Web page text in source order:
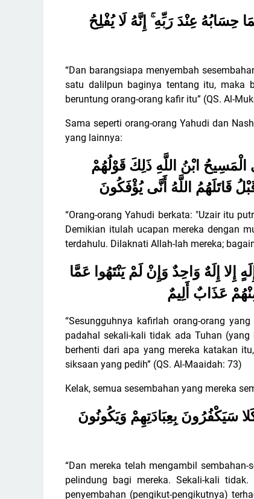
حِسَابُهُ عِنْدَ رَبِّهِ ۚ إِنَّهُ لَا يُفْلِحُ
“Dan barangsiapa menyembah
satu dalilpun baginya tentang itu, maka
beruntung orang-orang kafir itu” (QS. Al-
Sama seperti orang-orang Yahudi dan
yang lainnya:
الْمَسِيحُ ابْنُ اللَّهِ ذَلِكَ قَوْلُهُمْ
قَاتَلَهُمُ اللَّهُ أَنَّى يُؤْفَكُونَ
“Orang-orang Yahudi berkata: "Uzair itu
Demikian itulah ucapan mereka dengan
terdahulu. Dilaknati Allah-lah mereka;
إِلا إِلَهٌ وَاحِدٌ وَإِنْ لَمْ يَنْتَهُوا عَمَّا
عَذَابٌ أَلِيمٌ
“Sesungguhnya kafirlah orang-orang
padahal sekali-kali tidak ada Tuhan
berhenti dari apa yang mereka katakan
siksaan yang pedih” (QS. Al-Maaidah: 73)
Kelak, semua sesembahan yang mereka
سَيَكْفُرُونَ بِعِبَادَتِهِمْ وَيَكُونُونَ
“Dan mereka telah mengambil
pelindung bagi mereka. Sekali-kali
penyembahan (pengikut-pengikutnya)